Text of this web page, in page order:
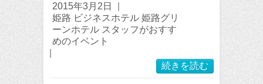
2015年3月2日
姫路 ビジネスホテル 姫路グリ
ーンホテル スタッフがおすす
めのイベント
続きを読む